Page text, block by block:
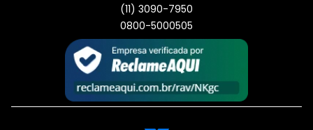
(11) 3090-7950
0800-5000505